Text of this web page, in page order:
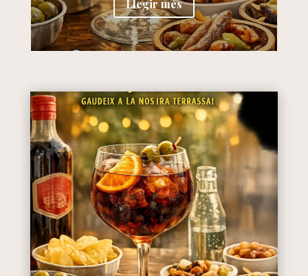
Llegir més